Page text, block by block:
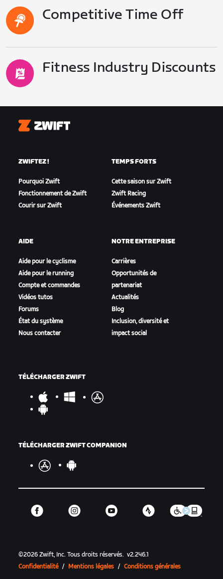
Competitive Time Off
Fitness Industry Discounts
Zwift
ZWIFTEZ !
Pourquoi Zwift
Fonctionnement de Zwift
Courir sur Zwift
TEMPS FORTS
Cette saison sur Zwift
Zwift Racing
Événements Zwift
AIDE
Aide pour le cyclisme
Aide pour le running
Compte et commandes
Vidéos tutos
Forums
État du système
Nous contacter
NOTRE ENTREPRISE
Carrières
Opportunités de
partenariat
Actualités
Blog
Inclusion, diversité et
impact social
TÉLÉCHARGER ZWIFT
TÉLÉCHARGER ZWIFT COMPANION
©2026 Zwift, Inc.Tous droits réservés. v2.246.1
Confidentialité / Mentions légales / Conditions générales